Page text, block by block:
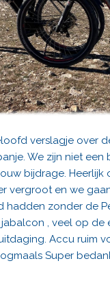
verslagje over
We zijn niet
bijdrage. Heerlijk
vergroot en we
hadden zonder de
, veel op de
Accu ruim
Super